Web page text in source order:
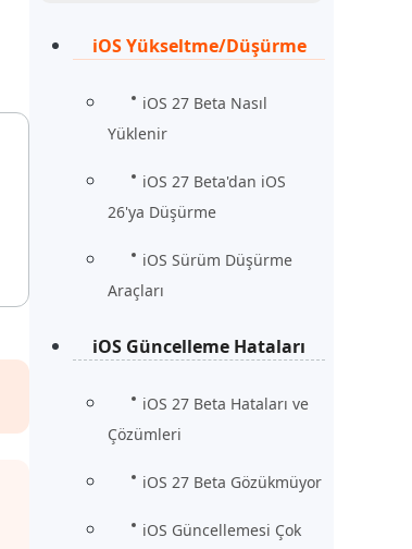
Daha Fazla Faydalı İpuçları
iOS Yükseltme/Düşürme
iOS 27 Beta Nasıl
Yüklenir
iOS 27 Beta'dan iOS
26'ya Düşürme
iOS Sürüm Düşürme
Araçları
iOS Güncelleme Hataları
iOS 27 Beta Hataları ve
Çözümleri
iOS 27 Beta Gözükmüyor
iOS Güncellemesi Çok